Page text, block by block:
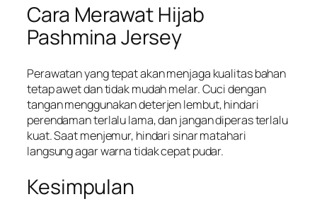
Cara Merawat Hijab
Pashmina Jersey
Perawatan yang tepat akan menjaga kualitas bahan
tetap awet dan tidak mudah melar. Cuci dengan
tangan menggunakan deterjen lembut, hindari
perendaman terlalu lama, dan jangan diperas terlalu
kuat. Saat menjemur, hindari sinar matahari
langsung agar warna tidak cepat pudar.
Kesimpulan